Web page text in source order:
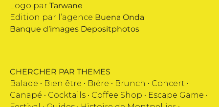
Logo par Tarwane
Edition par l’agence Buena Onda
Banque d’images Depositphotos
CHERCHER PAR THEMES
Balade • Bien être • Bière • Brunch • Concert •
Canapé • Cocktails • Coffee Shop • Escape Game •